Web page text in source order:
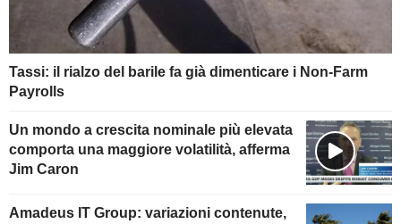
Tassi: il rialzo del barile fa già dimenticare i Non-Farm
Payrolls
Un mondo a crescita nominale più elevata
comporta una maggiore volatilità, afferma
Jim Caron
Amadeus IT Group: variazioni contenute,